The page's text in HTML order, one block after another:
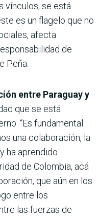
vínculos, se está
es un flagelo que no
afecta
de
Peña.
entre Paraguay y
que se está
“Es fundamental.
una colaboración, la
ha aprendido
de Colombia, acá
que aún en los
entre los
las fuerzas de